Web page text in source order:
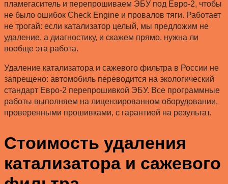
пламегаситель и перепрошиваем ЭБУ под Евро-2, чтобы
не было ошибок Check Engine и провалов тяги. Работает
не трогай: если катализатор целый, мы предложим не
удаление, а диагностику, и скажем прямо, нужна ли
вообще эта работа.
Удаление катализатора и сажевого фильтра в России не
запрещено: автомобиль переводится на экологический
стандарт Евро-2 перепрошивкой ЭБУ. Все программные
работы выполняем на лицензированном оборудовании,
проверенными прошивками, с гарантией на результат.
Стоимость удаления
катализатора и сажевого